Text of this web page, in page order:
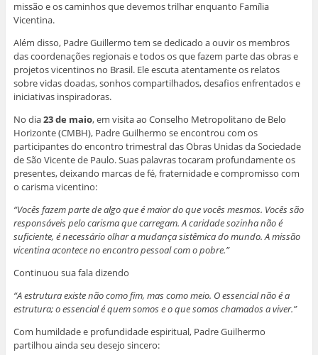
missão e os caminhos que devemos trilhar enquanto Família
Vicentina.
Além disso, Padre Guillermo tem se dedicado a ouvir os membros
das coordenações regionais e todos os que fazem parte das obras e
projetos vicentinos no Brasil. Ele escuta atentamente os relatos
sobre vidas doadas, sonhos compartilhados, desafios enfrentados e
iniciativas inspiradoras.
No dia23 de maio, em visita ao Conselho Metropolitano de Belo
Horizonte (CMBH), Padre Guilhermo se encontrou com os
participantes do encontro trimestral das Obras Unidas da Sociedade
de São Vicente de Paulo. Suas palavras tocaram profundamente os
presentes, deixando marcas de fé, fraternidade e compromisso com
o carisma vicentino:
“Vocês fazem parte de algo que é maior do que vocês mesmos. Vocês são
responsáveis pelo carisma que carregam. A caridade sozinha não é
suficiente, é necessário olhar a mudança sistêmica do mundo. A missão
vicentina acontece no encontro pessoal com o pobre.”
Continuou sua fala dizendo
“A estrutura existe não como fim, mas como meio. O essencial não é a
estrutura; o essencial é quem somos e o que somos chamados a viver.”
Com humildade e profundidade espiritual, Padre Guilhermo
partilhou ainda seu desejo sincero: